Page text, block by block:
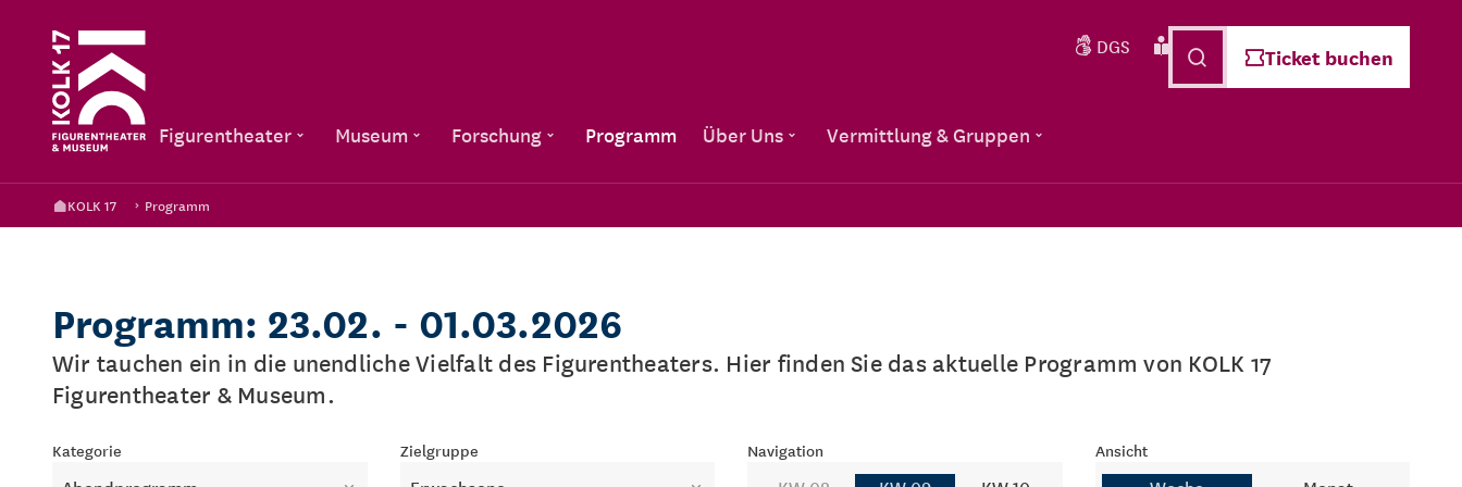
Figurentheater Museum Forschung Programm Über Uns Vermittlung & Gruppen
DGS Leichte Sprache Deutsch
Ticket buchen
KOLK 17 Programm
Programm: 23.02. - 01.03.2026
Wir tauchen ein in die unendliche Vielfalt des Figurentheaters. Hier finden Sie das aktuelle Programm von KOLK 17
Figurentheater & Museum.
Kategorie Zielgruppe Navigation Ansicht